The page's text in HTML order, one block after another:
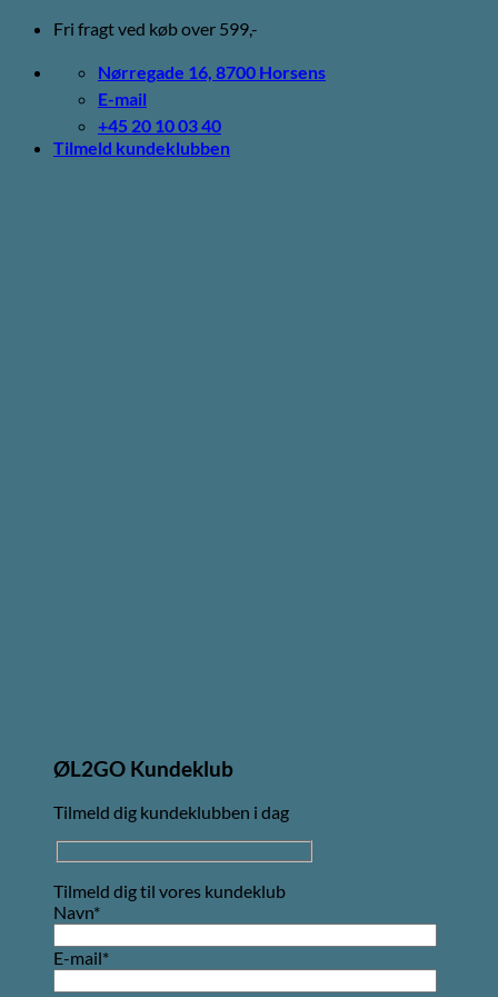
Fortsæt
indhold
Fri fragt ved køb over 599,-
Nørregade 16, 8700 Horsens
E-mail
+45 20 10 03 40
Tilmeld kundeklubben
ØL2GO Kundeklub
Tilmeld dig kundeklubben i dag
Tilmeld dig til vores kundeklub
Navn*
E-mail*